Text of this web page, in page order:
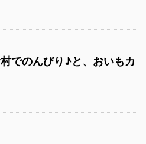
でのんびり♪と、おいもカ